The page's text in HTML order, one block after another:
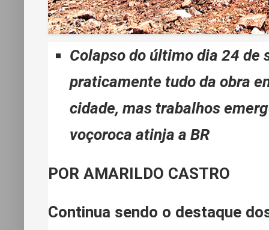
Colapso do último dia 24 de
praticamente tudo da obra
cidade, mas trabalhos
voçoroca atinja a BR
POR AMARILDO CASTRO
Continua sendo o destaque